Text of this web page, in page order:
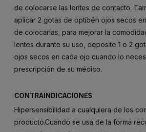
de colocarse las lentes de contacto.
aplicar 2 gotas de optibén ojos secos
de colocarlas, para mejorar la
lentes durante su uso, deposite 1 o 2
ojos secos en cada ojo cuando lo
prescripción de su médico.
CONTRAINDICACIONES
Hipersensibilidad a cualquiera de los
producto.Cuando se usa de la forma